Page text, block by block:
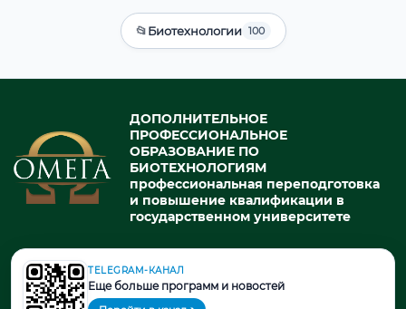
📂Биотехнологии 100
ДОПОЛНИТЕЛЬНОЕ
ПРОФЕССИОНАЛЬНОЕ
ОБРАЗОВАНИЕ ПО
БИОТЕХНОЛОГИЯМ
профессиональная переподготовка
и повышение квалификации в
государственном университете
© 2026. При использовании материалов портала активная ссылка
на источник обязательна.
TELEGRAM-КАНАЛ
Еще больше программ и новостей